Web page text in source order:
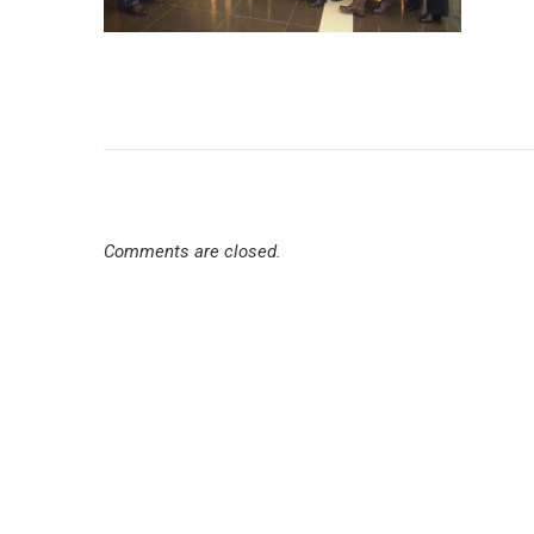
Comments are closed.